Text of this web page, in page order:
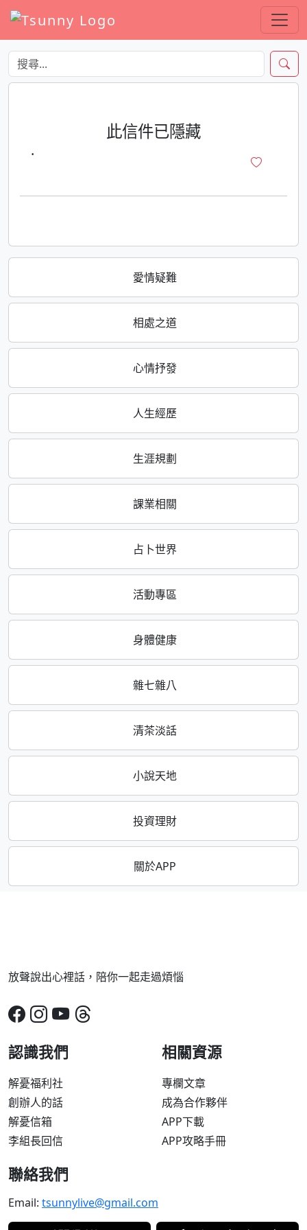
愛情疑難
相處之道
心情抒發
人生經歷
生涯規劃
課業相關
占卜世界
活動專區
身體健康
雜七雜八
清茶淡話
小說天地
投資理財
關於APP
此信件已隱藏
·
放聲說出心裡話，陪你一起走過煩惱
認識我們
解憂福利社
創辦人的話
解憂信箱
李組長回信
相關資源
專欄文章
成為合作夥伴
APP下載
APP攻略手冊
聯絡我們
Email: tsunnylive@gmail.com